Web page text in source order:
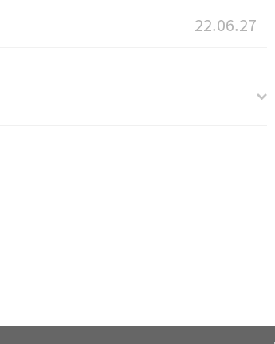
22.06.27